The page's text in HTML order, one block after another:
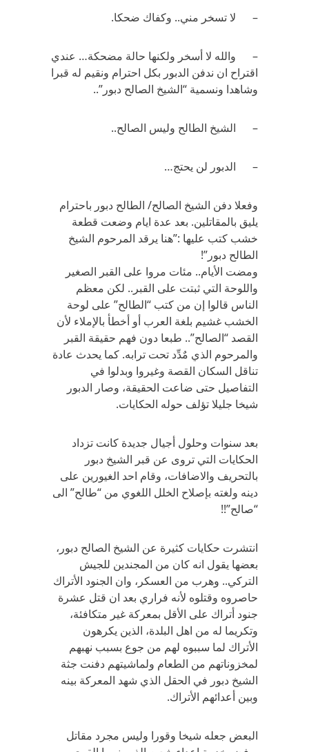
– لا تسخر مني.. وكفاك ضحكا.
– والله لا أسخر ولكنها حالة مضحكة… عندي
اقتراح ان ندفن الدبور بكل احترام ونقيم له قبرا
وشاهدا ونسمية “الشيخ الصالح دبور”..
– الشيخ الطالح وليس الصالح..
– الدبور لن يحتج…
وفعلا دفن الشيخ الصالح/ الطالح دبور باحترام
يليق بالمقاتلين. بعد عدة ايام وضعت قطعة
خشب كتب عليها :”هنا يرقد المرحوم الشيخ
الطالح دبور”!
ومضت الأيام.. مئات مروا على القبر الصغير
واللوحة التي ثبتت على القبر.. لكن معظم
الناس قالوا إن من كتب “الطالح” على لوحة
الخشب غشيم بلغة العرب أو أخطأ بالإملاء لأن
القصد “الصالح”.. طبعا دون فهم حقيقة القبر
والمرحوم الذي مٌدِّد تحت ترابه. كما يحدث عادة
تناقل السكان القصة وغيروا وبدلوا في
التفاصيل حتى ضاعت الحقيقة، وصار الدبور
شيخا جليلا تؤلف حوله الحكايات.
بعد سنوات وحلول أجيال جديدة كانت تزداد
الحكايات التي تروى عن قبر الشيخ دبور
بالتحريف والاضافات، وقام احد الغيورين على
دينه ولغته بإصلاح الخلل اللغوي من “طالح” الى
“صالح”!!
انتشرت حكايات كثيرة عن الشيخ الصالح دبور،
بعضها يقول انه كان من المجندين للجيش
التركي.. وهرب من العسكر، وان الجنود الأتراك
حاصروه وقتلوه لأنه فراري بعد ان قتل عشرة
جنود أتراك على الأقل بمعركة غير متكافئة،
وتكريما له من اهل البلدة، الذين يكرهون
الأتراك لما سببوه لهم من جوع بسبب نهبهم
لمخزوناتهم من الطعام ولماشيتهم دفنت جثة
الشيخ دبور في الحقل الذي شهد المعركة بينه
وبين أعدائهم الأتراك.
البعض جعله شيخا وقورا وليس مجرد مقاتل